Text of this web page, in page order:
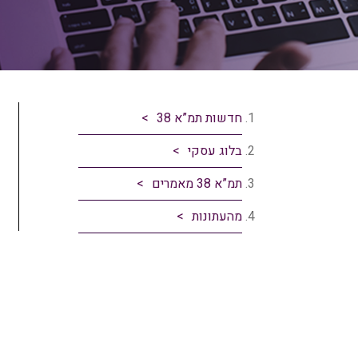
חדשות תמ”א 38
בלוג עסקי
תמ”א 38 מאמרים
מהעתונות